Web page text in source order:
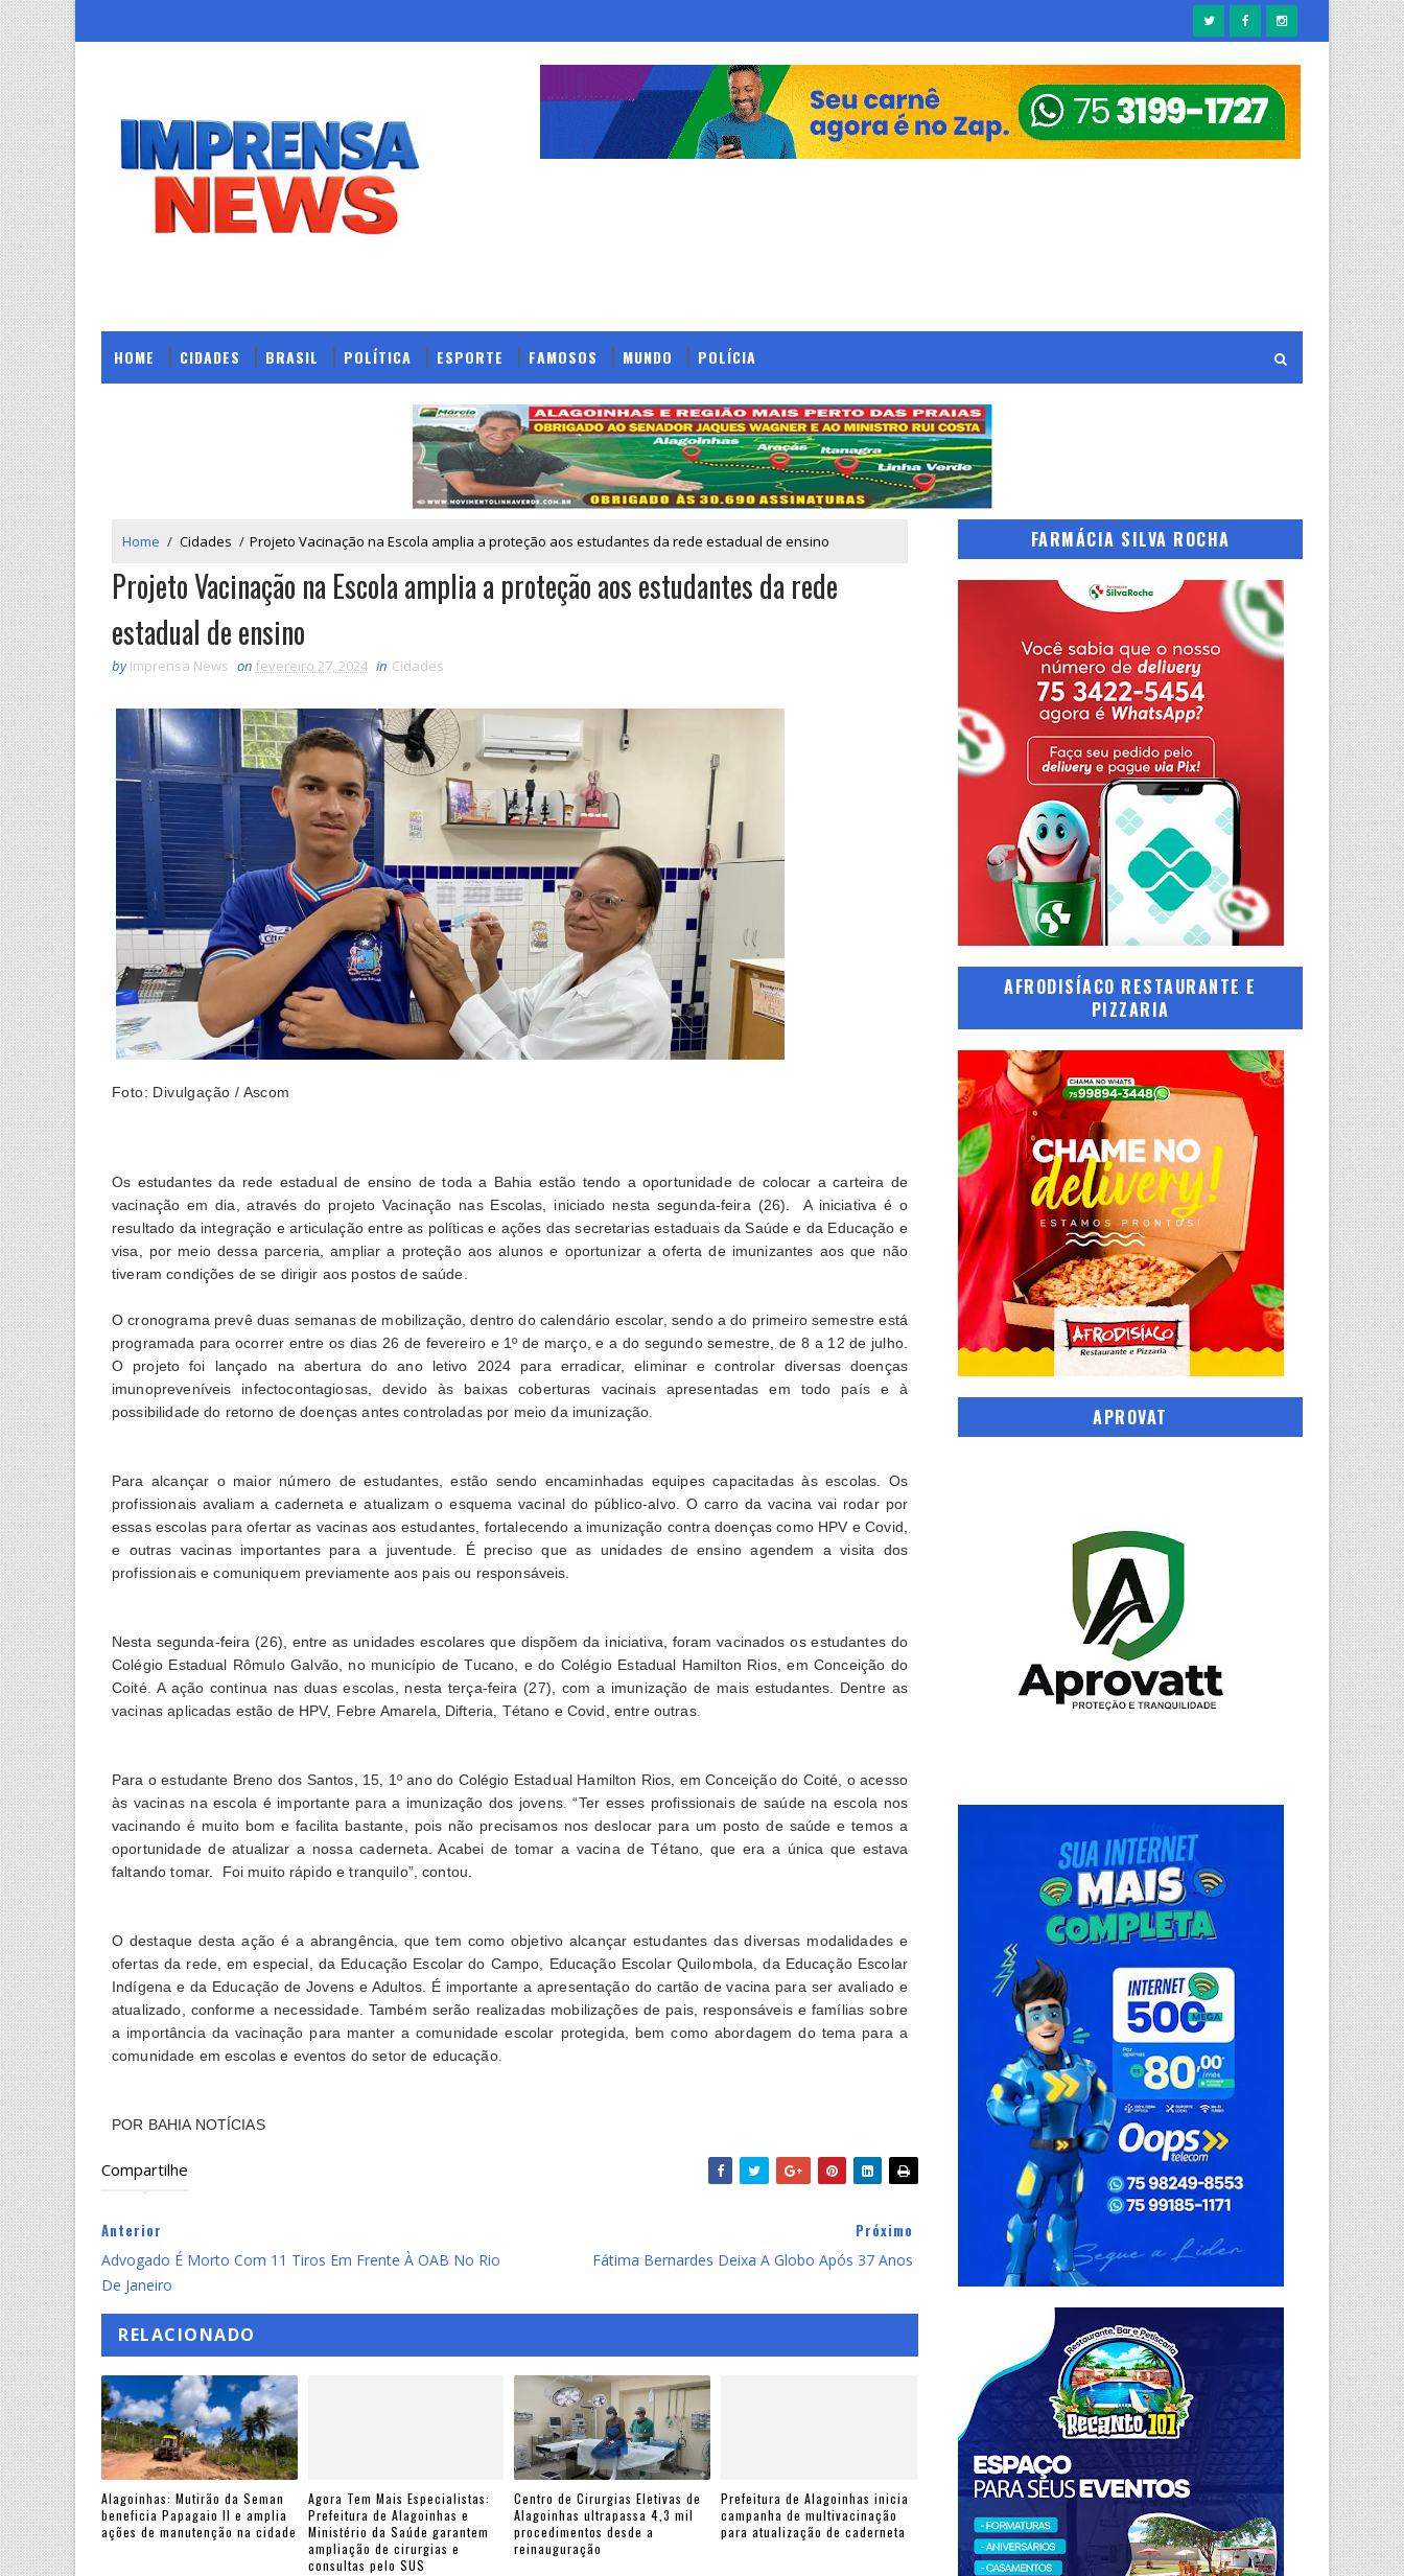
HOME CIDADES BRASIL POLÍTICA ESPORTE FAMOSOS MUNDO POLÍCIA
Home / Cidades / Projeto Vacinação na Escola amplia a proteção aos estudantes da rede estadual de ensino
Projeto Vacinação na Escola amplia a proteção aos estudantes da rede
estadual de ensino
by Imprensa News on fevereiro 27, 2024 in Cidades
Foto: Divulgação / Ascom
Os estudantes da rede estadual de ensino de toda a Bahia estão tendo a oportunidade de colocar a carteira de
vacinação em dia, através do projeto Vacinação nas Escolas, iniciado nesta segunda-feira (26). A iniciativa é o
resultado da integração e articulação entre as políticas e ações das secretarias estaduais da Saúde e da Educação e
visa, por meio dessa parceria, ampliar a proteção aos alunos e oportunizar a oferta de imunizantes aos que não
tiveram condições de se dirigir aos postos de saúde.
O cronograma prevê duas semanas de mobilização, dentro do calendário escolar, sendo a do primeiro semestre está
programada para ocorrer entre os dias 26 de fevereiro e 1º de março, e a do segundo semestre, de 8 a 12 de julho.
O projeto foi lançado na abertura do ano letivo 2024 para erradicar, eliminar e controlar diversas doenças
imunopreveníveis infectocontagiosas, devido às baixas coberturas vacinais apresentadas em todo país e à
possibilidade do retorno de doenças antes controladas por meio da imunização.
Para alcançar o maior número de estudantes, estão sendo encaminhadas equipes capacitadas às escolas. Os
profissionais avaliam a caderneta e atualizam o esquema vacinal do público-alvo. O carro da vacina vai rodar por
essas escolas para ofertar as vacinas aos estudantes, fortalecendo a imunização contra doenças como HPV e Covid,
e outras vacinas importantes para a juventude. É preciso que as unidades de ensino agendem a visita dos
profissionais e comuniquem previamente aos pais ou responsáveis.
Nesta segunda-feira (26), entre as unidades escolares que dispõem da iniciativa, foram vacinados os estudantes do
Colégio Estadual Rômulo Galvão, no município de Tucano, e do Colégio Estadual Hamilton Rios, em Conceição do
Coité. A ação continua nas duas escolas, nesta terça-feira (27), com a imunização de mais estudantes. Dentre as
vacinas aplicadas estão de HPV, Febre Amarela, Difteria, Tétano e Covid, entre outras.
Para o estudante Breno dos Santos, 15, 1º ano do Colégio Estadual Hamilton Rios, em Conceição do Coité, o acesso
às vacinas na escola é importante para a imunização dos jovens. “Ter esses profissionais de saúde na escola nos
vacinando é muito bom e facilita bastante, pois não precisamos nos deslocar para um posto de saúde e temos a
oportunidade de atualizar a nossa caderneta. Acabei de tomar a vacina de Tétano, que era a única que estava
faltando tomar. Foi muito rápido e tranquilo”, contou.
O destaque desta ação é a abrangência, que tem como objetivo alcançar estudantes das diversas modalidades e
ofertas da rede, em especial, da Educação Escolar do Campo, Educação Escolar Quilombola, da Educação Escolar
Indígena e da Educação de Jovens e Adultos. É importante a apresentação do cartão de vacina para ser avaliado e
atualizado, conforme a necessidade. Também serão realizadas mobilizações de pais, responsáveis e famílias sobre
a importância da vacinação para manter a comunidade escolar protegida, bem como abordagem do tema para a
comunidade em escolas e eventos do setor de educação.
POR BAHIA NOTÍCIAS
Compartilhe
Anterior
Advogado É Morto Com 11 Tiros Em Frente À OAB No Rio
De Janeiro
Próximo
Fátima Bernardes Deixa A Globo Após 37 Anos
RELACIONADO
Alagoinhas: Mutirão da Seman
beneficia Papagaio II e amplia
ações de manutenção na cidade
Agora Tem Mais Especialistas:
Prefeitura de Alagoinhas e
Ministério da Saúde garantem
ampliação de cirurgias e
consultas pelo SUS
Centro de Cirurgias Eletivas de
Alagoinhas ultrapassa 4,3 mil
procedimentos desde a
reinauguração
Prefeitura de Alagoinhas inicia
campanha de multivacinação
para atualização de caderneta
FARMÁCIA SILVA ROCHA
AFRODISÍACO RESTAURANTE E
PIZZARIA
APROVAT